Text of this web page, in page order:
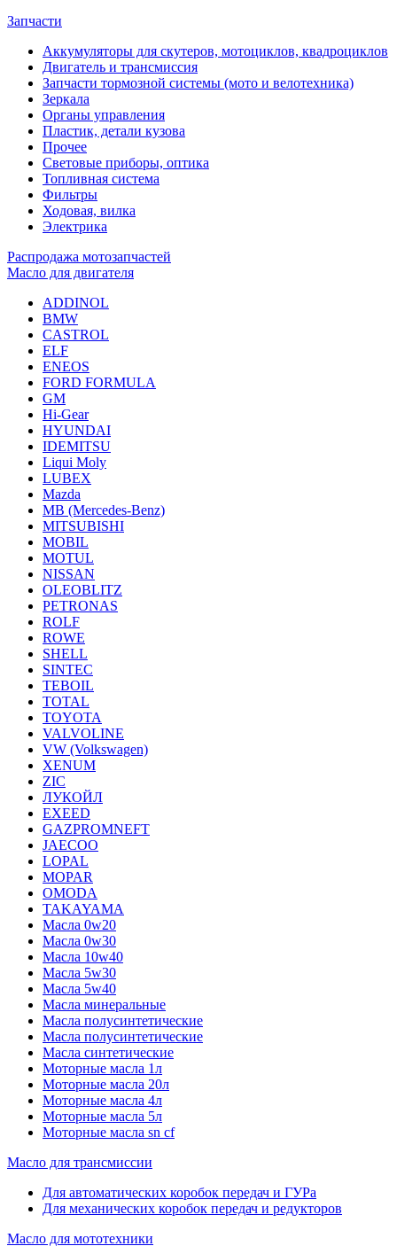
Запчасти
Аккумуляторы для скутеров, мотоциклов, квадроциклов
Двигатель и трансмиссия
Запчасти тормозной системы (мото и велотехника)
Зеркала
Органы управления
Пластик, детали кузова
Прочее
Световые приборы, оптика
Топливная система
Фильтры
Ходовая, вилка
Электрика
Распродажа мотозапчастей
Масло для двигателя
ADDINOL
BMW
CASTROL
ELF
ENEOS
FORD FORMULA
GM
Hi-Gear
HYUNDAI
IDEMITSU
Liqui Moly
LUBEX
Mazda
MB (Mercedes-Вenz)
MITSUBISHI
MOBIL
MOTUL
NISSAN
OLEOBLITZ
PETRONAS
ROLF
ROWE
SHELL
SINTEC
TEBOIL
TOTAL
TOYOTA
VALVOLINE
VW (Volkswagen)
XENUM
ZIC
ЛУКОЙЛ
EXEED
GAZPROMNEFT
JAECOO
LOPAL
MOPAR
OMODA
TAKAYAMA
Масла 0w20
Масла 0w30
Масла 10w40
Масла 5w30
Масла 5w40
Масла минеральные
Масла полусинтетические
Масла полусинтетические
Масла синтетические
Моторные масла 1л
Моторные масла 20л
Моторные масла 4л
Моторные масла 5л
Моторные масла sn cf
Масло для трансмиссии
Для автоматических коробок передач и ГУРа
Для механических коробок передач и редукторов
Масло для мототехники